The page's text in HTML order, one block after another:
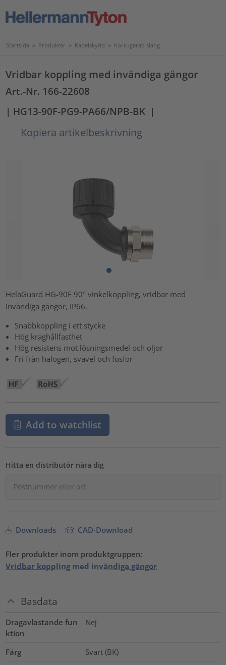
Startsida > Produkter > Kabelskydd > Korrugerad slang
Vridbar koppling med invändiga gängor
Art.-Nr. 166-22608
| HG13-90F-PG9-PA66/NPB-BK |
Kopiera artikelbeskrivning
HelaGuard HG-90F 90º vinkelkoppling, vridbar med
invändiga gängor, IP66.
Snabbkoppling i ett stycke
Hög kraghållfasthet
Hög resistens mot lösningsmedel och oljor
Fri från halogen, svavel och fosfor
Add to watchlist
Hitta en distributör nära dig
Downloads CAD-Download
Fler produkter inom produktgruppen:
Vridbar koppling med invändiga gängor
Basdata
Dragavlastande fun
ktion
Nej
Färg
Svart (BK)